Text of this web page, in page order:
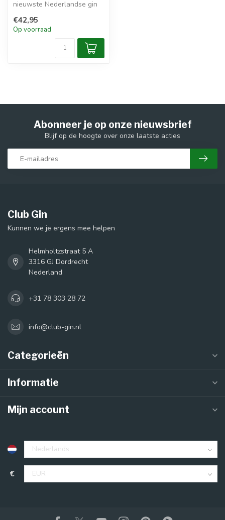
nieuwste Nederlandse gin
oud...
€42,95
Op voorraad
Abonneer je op onze nieuwsbrief
Blijf op de hoogte over onze laatste acties
Club Gin
Kunnen we je ergens mee helpen
Helmholtzstraat 5 A
3316 GJ Dordrecht
Nederland
+31 78 303 28 72
info@club-gin.nl
Categorieën
Informatie
Mijn account
€